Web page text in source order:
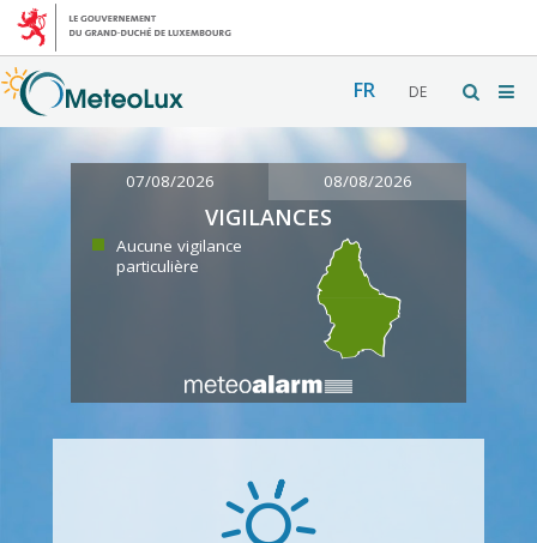
FR DE
07/08/2026 08/08/2026
VIGILANCES
Aucune vigilance
particulière